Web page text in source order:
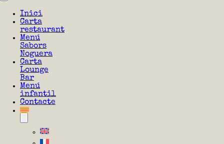
Inici
Carta
restaurant
Menú
Sabors
Noguera
Carta
Lounge
Bar
Menú
infantil
Contacte